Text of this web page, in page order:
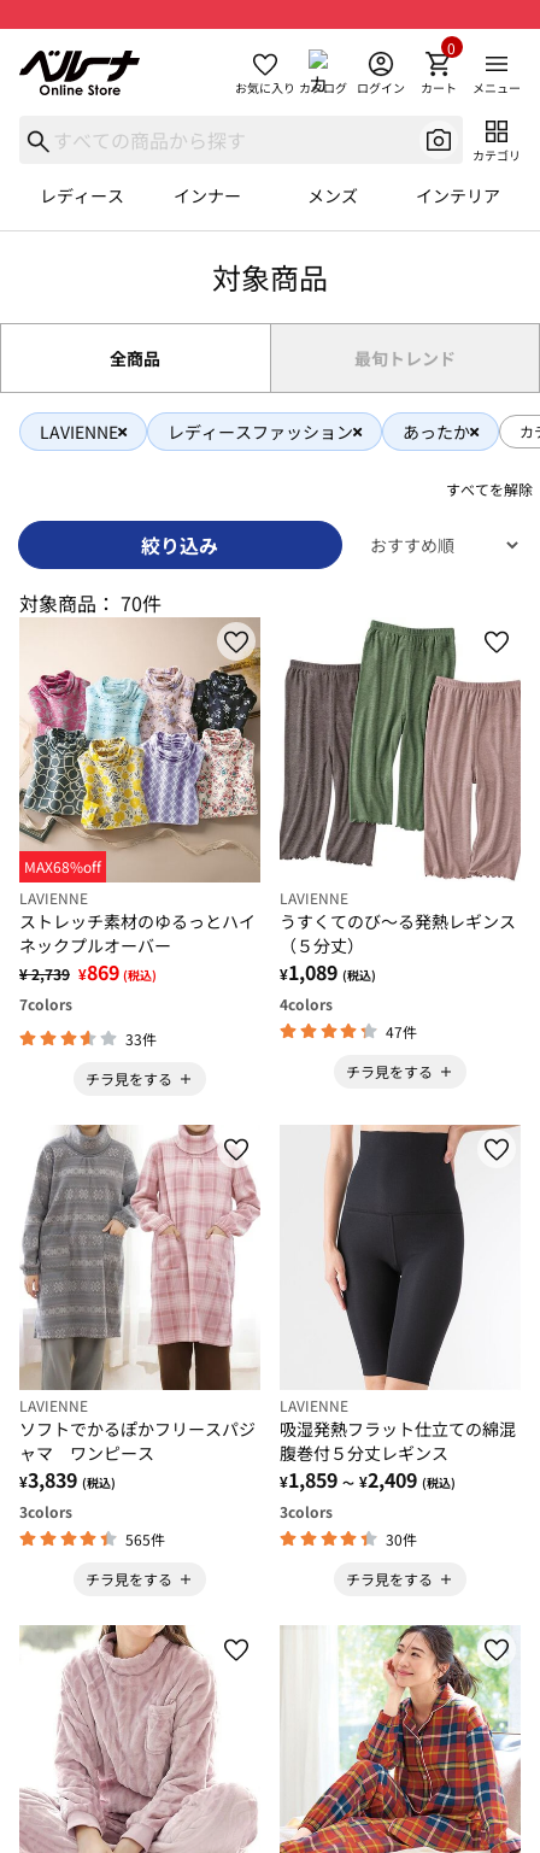
お気に入り カタログ ログイン カート
0
メニュー
カテゴリ
レディース インナー メンズ インテリア
対象商品
全商品 最旬トレンド
LAVIENNE レディースファッション あったか カ
すべてを解除
絞り込み
対象商品： 70件
MAX68%off
LAVIENNE
ストレッチ素材のゆるっとハイ
ネックプルオーバー
¥ 2,739 ¥869 (税込)
7colors
33件
チラ見をする
LAVIENNE
うすくてのび～る発熱レギンス
（５分丈）
¥1,089 (税込)
4colors
47件
チラ見をする
LAVIENNE
ソフトでかるぽかフリースパジ
ャマ ワンピース
¥3,839 (税込)
3colors
565件
チラ見をする
LAVIENNE
吸湿発熱フラット仕立ての綿混
腹巻付５分丈レギンス
¥1,859 ～ ¥2,409 (税込)
3colors
30件
チラ見をする